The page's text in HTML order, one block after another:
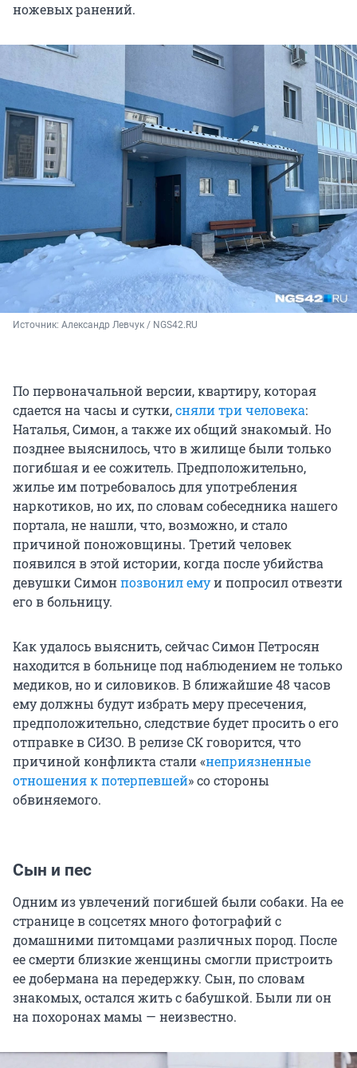
ножевых ранений.
Источник: Александр Левчук / NGS42.RU
По первоначальной версии, квартиру, которая
сдается на часы и сутки,сняли три человека:
Наталья, Симон, а также их общий знакомый. Но
позднее выяснилось, что в жилище были только
погибшая и ее сожитель. Предположительно,
жилье им потребовалось для употребления
наркотиков, но их, по словам собеседника нашего
портала, не нашли, что, возможно, и стало
причиной поножовщины. Третий человек
появился в этой истории, когда после убийства
девушки Симонпозвонил емуи попросил отвезти
его в больницу.
Как удалось выяснить, сейчас Симон Петросян
находится в больнице под наблюдением не только
медиков, но и силовиков. В ближайшие 48 часов
ему должны будут избрать меру пресечения,
предположительно, следствие будет просить о его
отправке в СИЗО. В релизе СК говорится, что
причиной конфликта стали «неприязненные
отношения к потерпевшей» со стороны
обвиняемого.
Сын и пес
Одним из увлечений погибшей были собаки. На ее
странице в соцсетях много фотографий с
домашними питомцами различных пород. После
ее смерти близкие женщины смогли пристроить
ее добермана на передержку. Сын, по словам
знакомых, остался жить с бабушкой. Были ли он
на похоронах мамы — неизвестно.